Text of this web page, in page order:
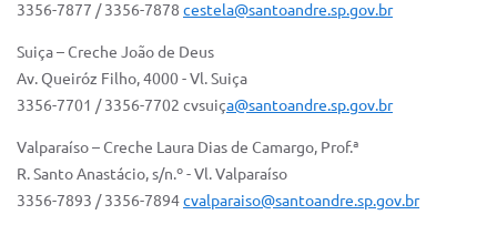
3356-7877 / 3356-7878 cestela@santoandre.sp.gov.br
Suiça – Creche João de Deus
Av. Queiróz Filho, 4000 - Vl. Suiça
3356-7701 / 3356-7702 cvsuiça@santoandre.sp.gov.br
Valparaíso – Creche Laura Dias de Camargo, Prof.ª
R. Santo Anastácio, s/n.º - Vl. Valparaíso
3356-7893 / 3356-7894cvalparaiso@santoandre.sp.gov.br